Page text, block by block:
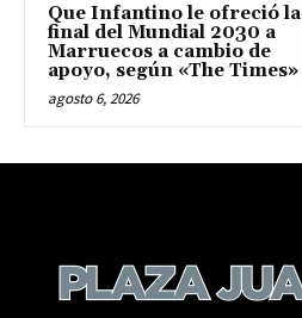
Que Infantino le ofreció la
final del Mundial 2030 a
Marruecos a cambio de
apoyo, según «The Times»
agosto 6, 2026